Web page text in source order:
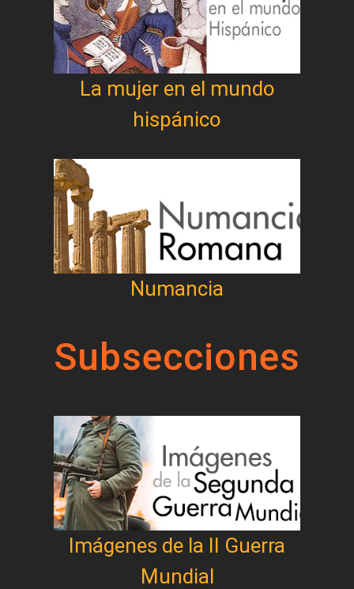
La mujer en el mundo
hispánico
Numancia
Subsecciones
Imágenes de la II Guerra
Mundial